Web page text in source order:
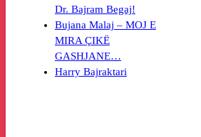
Dr. Bajram Begaj!
Bujana Malaj – MOJ E
MIRA ÇIKË
GASHJANE…
Harry Bajraktari